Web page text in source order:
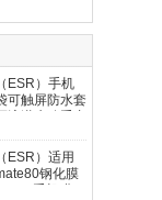
ESR）手机
可触屏防水套
流潜水骑手专
挂绳挂脖防尘
护壳温泉
ESR）适用
钢化膜
手机膜